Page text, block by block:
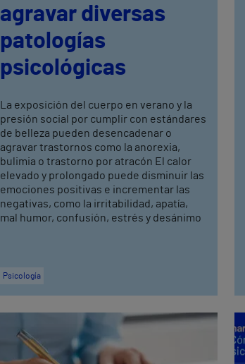
agravar diversas
patologías
psicológicas
La exposición del cuerpo en verano y la
presión social por cumplir con estándares
de belleza pueden desencadenar o
agravar trastornos como la anorexia,
bulimia o trastorno por atracón El calor
elevado y prolongado puede disminuir las
emociones positivas e incrementar las
negativas, como la irritabilidad, apatía,
mal humor, confusión, estrés y desánimo
Psicología